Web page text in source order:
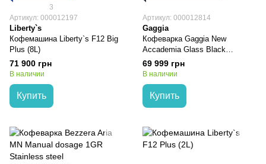
3
Артикул: 000012197
Liberty`s
Кофемашина Liberty`s F12 Big
Plus (8L)
71 900 грн
В наличии
Купить
Артикул: 000012814
Gaggia
Кофеварка Gaggia New
Accademia Glass Black
RI9781/01
69 999 грн
В наличии
Купить